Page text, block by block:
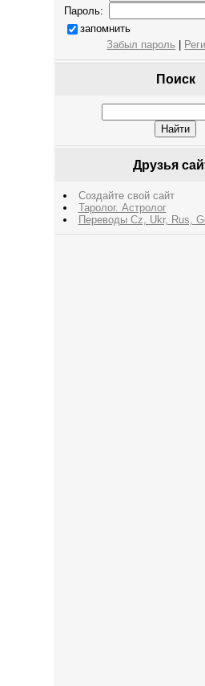
Пароль:
запомнить
Забыл пароль
Поиск
Друзья
Создайте свой сайт
Таролог. Астролог
Переводы Cz, Ukr, Rus,